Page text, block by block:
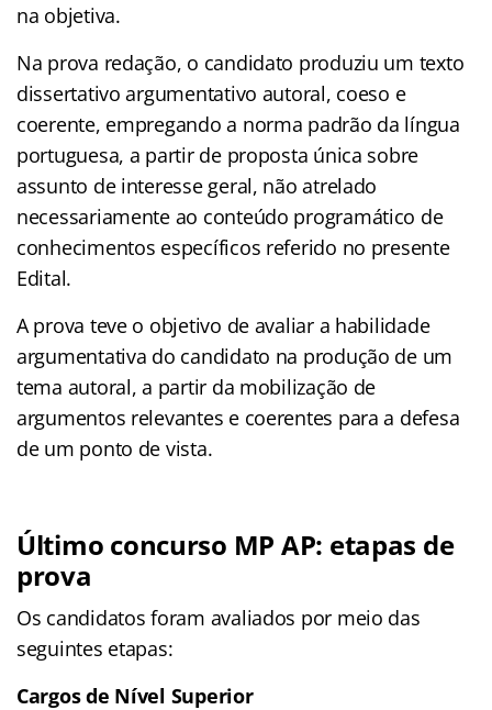
na objetiva.
Na prova redação, o candidato produziu um texto
dissertativo argumentativo autoral, coeso e
coerente, empregando a norma padrão da língua
portuguesa, a partir de proposta única sobre
assunto de interesse geral, não atrelado
necessariamente ao conteúdo programático de
conhecimentos específicos referido no presente
Edital.
A prova teve o objetivo de avaliar a habilidade
argumentativa do candidato na produção de um
tema autoral, a partir da mobilização de
argumentos relevantes e coerentes para a defesa
de um ponto de vista.
Último concurso MP AP: etapas de
prova
Os candidatos foram avaliados por meio das
seguintes etapas:
Cargos de Nível Superior